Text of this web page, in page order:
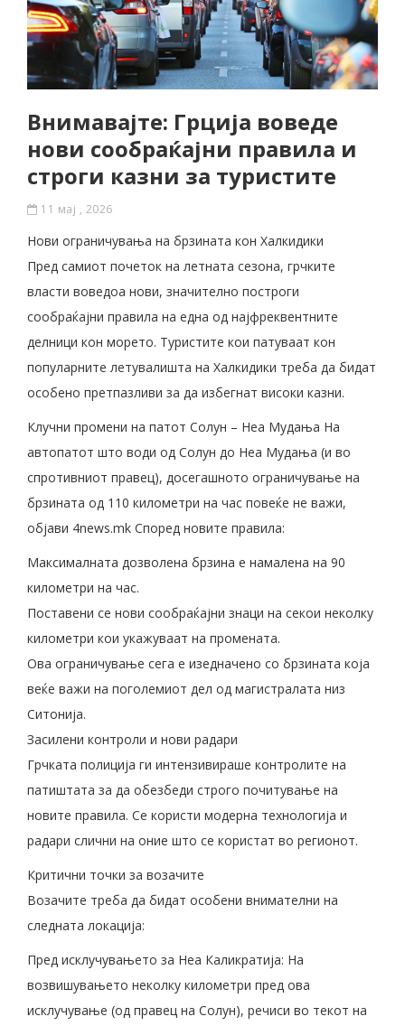
Внимавајте: Грција воведе
нови сообраќајни правила и
строги казни за туристите
11 мај , 2026
Нови ограничувања на брзината кон Халкидики
Пред самиот почеток на летната сезона, грчките
власти воведоа нови, значително построги
сообраќајни правила на една од најфреквентните
делници кон морето. Туристите кои патуваат кон
популарните летувалишта на Халкидики треба да бидат
особено претпазливи за да избегнат високи казни.
Клучни промени на патот Солун – Неа Мудања На
автопатот што води од Солун до Неа Мудања (и во
спротивниот правец), досегашното ограничување на
брзината од 110 километри на час повеќе не важи,
објави 4news.mk Според новите правила:
Максималната дозволена брзина е намалена на 90
километри на час.
Поставени се нови сообраќајни знаци на секои неколку
километри кои укажуваат на промената.
Ова ограничување сега е изедначено со брзината која
веќе важи на поголемиот дел од магистралата низ
Ситонија.
Засилени контроли и нови радари
Грчката полиција ги интензивираше контролите на
патиштата за да обезбеди строго почитување на
новите правила. Се користи модерна технологија и
радари слични на оние што се користат во регионот.
Критични точки за возачите
Возачите треба да бидат особени внимателни на
следната локација:
Пред исклучувањето за Неа Каликратија: На
возвишувањето неколку километри пред ова
исклучување (од правец на Солун), речиси во текот на